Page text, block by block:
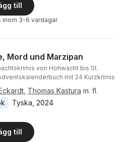
till
inom 3-6 vardagar
Mord und Marzipan
von Hohwacht bis St.
mit 24 Kurzkrimis
Thomas Kastura m. fl.
Tyska 2024
till